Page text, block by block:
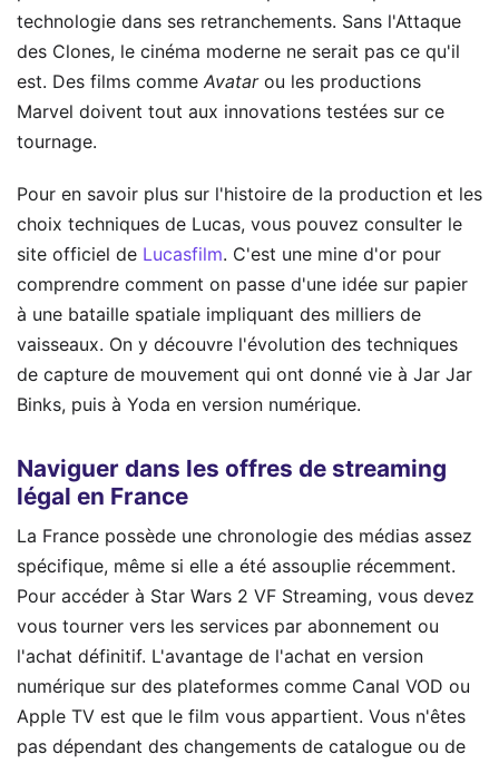
technologie dans ses retranchements. Sans l'Attaque
des Clones, le cinéma moderne ne serait pas ce qu'il
est. Des films comme Avatarou les productions
Marvel doivent tout aux innovations testées sur ce
tournage.
Pour en savoir plus sur l'histoire de la production et les
choix techniques de Lucas, vous pouvez consulter le
site officiel de Lucasfilm. C'est une mine d'or pour
comprendre comment on passe d'une idée sur papier
à une bataille spatiale impliquant des milliers de
vaisseaux. On y découvre l'évolution des techniques
de capture de mouvement qui ont donné vie à Jar Jar
Binks, puis à Yoda en version numérique.
Naviguer dans les offres de streaming
légal en France
La France possède une chronologie des médias assez
spécifique, même si elle a été assouplie récemment.
Pour accéder à Star Wars 2 VF Streaming, vous devez
vous tourner vers les services par abonnement ou
l'achat définitif. L'avantage de l'achat en version
numérique sur des plateformes comme Canal VOD ou
Apple TV est que le film vous appartient. Vous n'êtes
pas dépendant des changements de catalogue ou de